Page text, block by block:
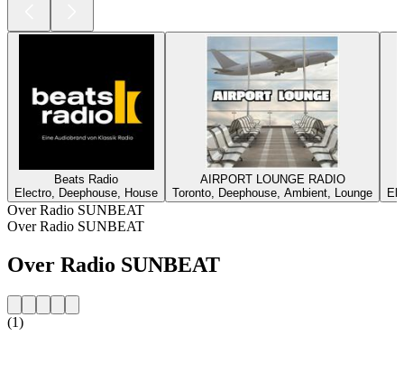
Beats Radio
Electro, Deephouse, House
AIRPORT LOUNGE RADIO
Toronto, Deephouse, Ambient, Lounge
Over Radio SUNBEAT
Over Radio SUNBEAT
Over Radio SUNBEAT
(1)